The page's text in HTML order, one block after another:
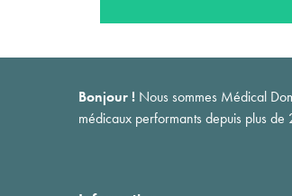
Bonjour ! Nous sommes Médical
médicaux performants depuis plus de